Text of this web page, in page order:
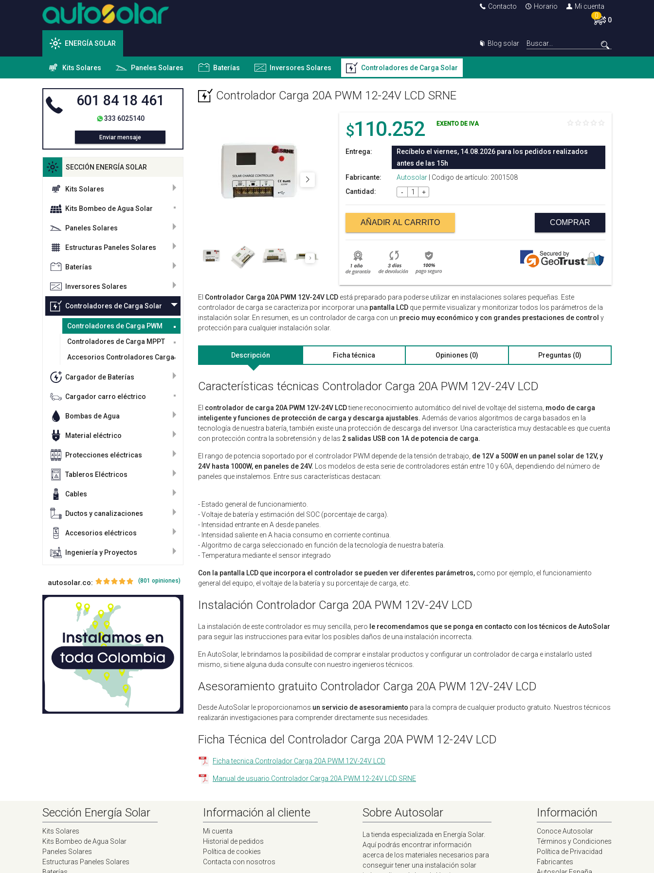
Contacto Horario
Mi cuenta
0
$ 0
ENERGÍA SOLAR Blog solar
Kits Solares Paneles Solares Baterías Inversores Solares Controladores de Carga Solar
601 84 18 461
333 6025140
Enviar mensaje
SECCIÓN ENERGÍA SOLAR
Kits Solares
Kits Bombeo de Agua Solar
Paneles Solares
Estructuras Paneles Solares
Baterías
Inversores Solares
Controladores de Carga Solar
Controladores de Carga PWM
Controladores de Carga MPPT
Accesorios Controladores Carga
Cargador de Baterías
Cargador carro eléctrico
Bombas de Agua
Material eléctrico
Protecciones eléctricas
Tableros Eléctricos
Cables
Ductos y canalizaciones
Accesorios eléctricos
Ingeniería y Proyectos
autosolar.co: (801 opiniones)
Controlador Carga 20A PWM 12-24V LCD SRNE
$110.252 EXENTO DE IVA
Entrega:
Recíbelo el viernes, 14.08.2026 para los pedidos realizados
antes de las 15h
Fabricante:
Autosolar | Codigo de artículo: 2001508
Cantidad:
- +
AÑADIR AL CARRITO COMPRAR
El Controlador Carga 20A PWM 12V-24V LCD está preparado para poderse utilizar en instalaciones solares pequeñas. Este
controlador de carga se caracteriza por incorporar una pantalla LCD que permite visualizar y monitorizar todos los parámetros de la
instalación solar. En resumen, es un controlador de carga con un precio muy económico y con grandes prestaciones de control y
protección para cualquier instalación solar.
Descripción Ficha técnica Opiniones (0) Preguntas (0)
Características técnicas Controlador Carga 20A PWM 12V-24V LCD
El controlador de carga 20A PWM 12V-24V LCDtiene reconocimiento automático del nivel de voltaje del sistema, modo de carga
inteligente y funciones de protección de carga y descarga ajustables. Además de varios algoritmos de carga basados en la
tecnología de nuestra batería, también existe una protección de descarga del inversor. Una característica muy destacable es que cuenta
con protección contra la sobretensión y de las 2 salidas USB con 1A de potencia de carga.
El rango de potencia soportado por el controlador PWM depende de la tensión de trabajo, de 12V a 500W en un panel solar de 12V, y
24V hasta 1000W, en paneles de 24V. Los modelos de esta serie de controladores están entre 10 y 60A, dependiendo del número de
paneles que instalemos. Entre sus características destacan:
- Estado general de funcionamiento.
- Voltaje de batería y estimación del SOC (porcentaje de carga).
- Intensidad entrante en A desde paneles.
- Intensidad saliente en A hacia consumo en corriente continua.
- Algoritmo de carga seleccionado en función de la tecnología de nuestra batería.
- Temperatura mediante el sensor integrado
Con la pantalla LCD que incorpora el controlador se pueden ver diferentes parámetros, como por ejemplo, el funcionamiento
general del equipo, el voltaje de la batería y su porcentaje de carga, etc.
Instalación Controlador Carga 20A PWM 12V-24V LCD
La instalación de este controlador es muy sencilla, pero le recomendamos que se ponga en contacto con los técnicos de AutoSolar
para seguir las instrucciones para evitar los posibles daños de una instalación incorrecta.
En AutoSolar, le brindamos la posibilidad de comprar e instalar productos y configurar un controlador de carga e instalarlo usted
mismo, si tiene alguna duda consulte con nuestro ingenieros técnicos.
Asesoramiento gratuito Controlador Carga 20A PWM 12V-24V LCD
Desde AutoSolar le proporcionamos un servicio de asesoramiento para la compra de cualquier producto gratuito. Nuestros técnicos
realizarán investigaciones para comprender directamente sus necesidades.
Ficha Técnica del Controlador Carga 20A PWM 12-24V LCD
Ficha tecnica Controlador Carga 20A PWM 12V-24V LCD
Manual de usuario Controlador Carga 20A PWM 12-24V LCD SRNE
Sección Energía Solar
Kits Solares
Kits Bombeo de Agua Solar
Paneles Solares
Estructuras Paneles Solares
Información al cliente
Mi cuenta
Historial de pedidos
Política de cookies
Contacta con nosotros
Sobre Autosolar
La tienda especializada en Energía Solar.
Aquí podrás encontrar información
acerca de los materiales necesarios para
conseguir tener una instalación solar
Información
Conoce Autosolar
Términos y Condiciones
Política de Privacidad
Fabricantes